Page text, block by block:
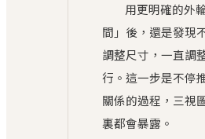
用更明確的外
間」後，還是發現
調整尺寸，一直調
行。這一步是不停
關係的過程，三視
裏都會暴露。